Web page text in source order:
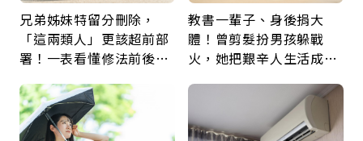
兄弟姊妹特留分刪除，
「這兩類人」更該超前部
署！一表看懂修法前後差
更多
教書一輩子、身後捐大
體！曾剪髮扮男孩躲戰
火，她把艱辛人生活成風